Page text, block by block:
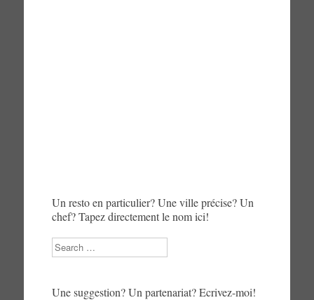
Un resto en particulier? Une ville précise? Un
chef? Tapez directement le nom ici!
Search
Une suggestion? Un partenariat? Ecrivez-moi!